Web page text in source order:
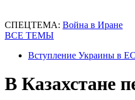
СПЕЦТЕМА: Война в Иране
ВСЕ ТЕМЫ
Вступление Украины в ЕС
В Казахстане